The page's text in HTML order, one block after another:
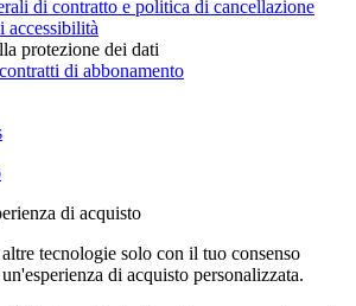
di contratto e politica di cancellazione
accessibilità
protezione dei dati
di abbonamento
di acquisto
tecnologie solo con il tuo consenso
di acquisto personalizzata.